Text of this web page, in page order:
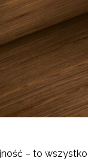
– to